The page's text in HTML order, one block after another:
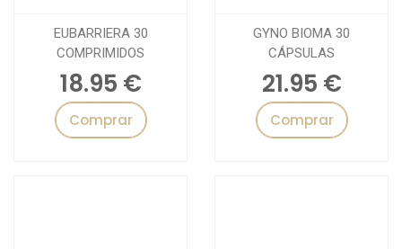
EUBARRIERA 30
COMPRIMIDOS
18.95 €
Comprar
GYNO BIOMA 30
CÁPSULAS
21.95 €
Comprar